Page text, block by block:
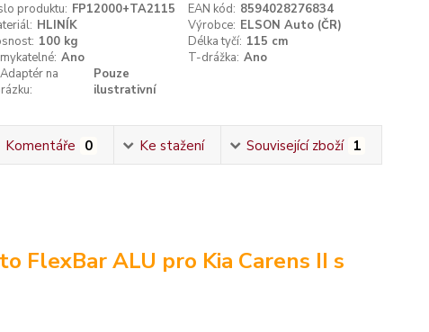
produktu: FP12000+TA2115 EAN kód: 8594028276834
HLINÍK Výrobce: ELSON Auto (ČR)
100 kg Délka tyčí: 115 cm
Ano T-drážka: Ano
na
Pouze
ilustrativní
Komentáře 0 Ke stažení Související zboží 1
FlexBar ALU pro Kia Carens II s